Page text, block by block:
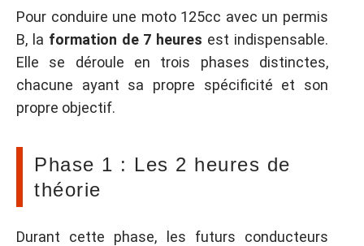
Pour conduire une moto 125cc avec un permis
B, la formation de 7 heures est indispensable.
Elle se déroule en trois phases distinctes,
chacune ayant sa propre spécificité et son
propre objectif.
Phase 1 : Les 2 heures de
théorie
Durant cette phase, les futurs conducteurs